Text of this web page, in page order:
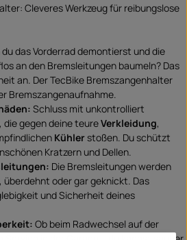
Cleveres Werkzeug für reibungslose
das Vorderrad demontierst und die
an den Bremsleitungen baumeln? Das
an. Der TecBike Bremszangenhalter
Bremszangenaufnahme.
Schluss mit unkontrolliert
gegen deine teureVerkleidung,
Kühlerstoßen. Du schützt
Kratzern und Dellen.
Die Bremsleitungen werden
oder gar geknickt. Das
und Sicherheit deines
Ob beim Radwechsel auf der